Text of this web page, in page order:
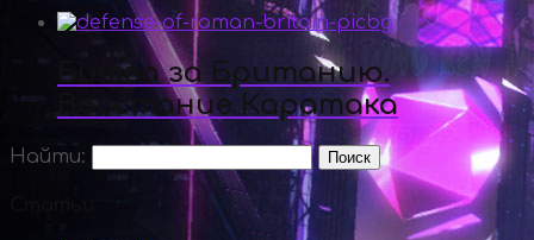
Битва за Британию.
Восстание Каратака
Найти: